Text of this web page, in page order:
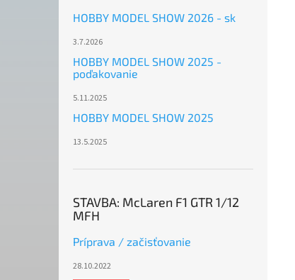
HOBBY MODEL SHOW 2026 - sk
3.7.2026
HOBBY MODEL SHOW 2025 -
poďakovanie
5.11.2025
HOBBY MODEL SHOW 2025
13.5.2025
STAVBA: McLaren F1 GTR 1/12
MFH
Príprava / začisťovanie
28.10.2022